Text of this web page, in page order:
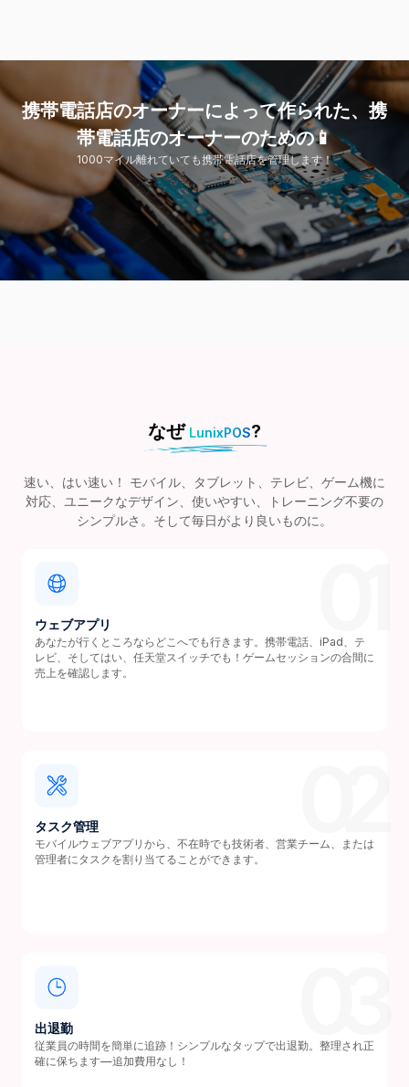
携帯電話店のオーナーによって作られた、携
帯電話店のオーナーのための📱
1000マイル離れていても携帯電話店を管理します！
なぜ LunixPOS?
速い、はい速い！ モバイル、タブレット、テレビ、ゲーム機に
対応、ユニークなデザイン、使いやすい、トレーニング不要の
シンプルさ。そして毎日がより良いものに。
ウェブアプリ
あなたが行くところならどこへでも行きます。携帯電話、iPad、テ
レビ、そしてはい、任天堂スイッチでも！ゲームセッションの合間に
売上を確認します。
タスク管理
モバイルウェブアプリから、不在時でも技術者、営業チーム、または
管理者にタスクを割り当てることができます。
出退勤
従業員の時間を簡単に追跡！シンプルなタップで出退勤。整理され正
確に保ちます—追加費用なし！